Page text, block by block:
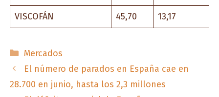
VISCOFÁN 45,70 13,17
Categorías
Mercados
El número de parados en España cae en
28.700 en junio, hasta los 2,3 millones